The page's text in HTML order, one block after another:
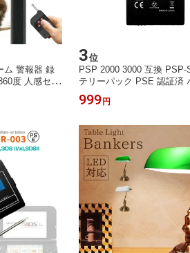
ム 警報器 録
度 人感セン
熊 熊対策
警告音 大音
壁面 フェン
式 電光ホー
3位
PSP 2000 3000 互換 PSP-
テリーパック PSE 認証済
1200mAh 充電バッテリー
リー
999 円